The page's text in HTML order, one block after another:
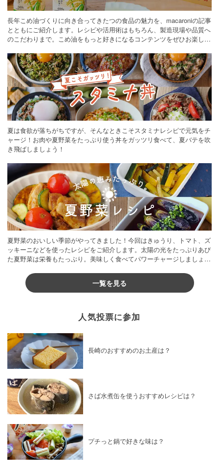
長年こめ油づくりに向き合ってきたつの食品の魅力を、macaroniの記事
とともにご紹介します。レシピや活用術はもちろん、製造現場や品質へ
のこだわりまで。こめ油をもっと好きになるコンテンツをぜひお楽しみ
夏は食欲が落ちがちですが、そんなときこそスタミナレシピで元気をチ
ャージ！お肉や夏野菜をたっぷり使う丼をガッツリ食べて、夏バテを吹
き飛ばしましょう！
夏野菜のおいしい季節がやってきました！今回はきゅうり、トマト、ズ
ッキーニなどを使ったレシピをご紹介します。太陽の光をたっぷりあび
た夏野菜は栄養もたっぷり。美味しく食べてパワーチャージしましょう
一覧を見る
人気投票に参加
長崎のおすすめのお土産は？
さば水煮缶を使うおすすめレシピは？
プチっと鍋で好きな味は？